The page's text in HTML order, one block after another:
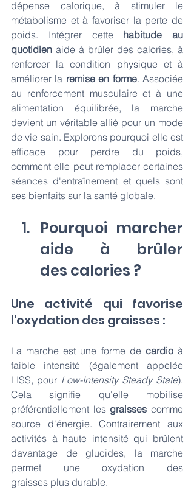
dépense calorique, à stimuler le
métabolisme et à favoriser la perte de
poids. Intégrer cette habitude au
quotidien aide à brûler des calories, à
renforcer la condition physique et à
améliorer la remise en forme. Associée
au renforcement musculaire et à une
alimentation équilibrée, la marche
devient un véritable allié pour un mode
de vie sain. Explorons pourquoi elle est
efficace pour perdre du poids,
comment elle peut remplacer certaines
séances d'entraînement et quels sont
ses bienfaits sur la santé globale.
Pourquoi marcher
aide à brûler
des calories ?
Une activité qui favorise
l'oxydation des graisses :
La marche est une forme de cardio à
faible intensité (également appelée
LISS, pour Low-Intensity Steady State).
Cela signifie qu'elle mobilise
préférentiellement les graisses comme
source d'énergie. Contrairement aux
activités à haute intensité qui brûlent
davantage de glucides, la marche
permet une oxydation des
graisses plus durable.